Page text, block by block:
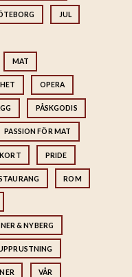
JUL
MAT
OPERA
PÅSKGODIS
PASSION FÖR MAT
PRIDE
ROM
& NYBERG
VÅR